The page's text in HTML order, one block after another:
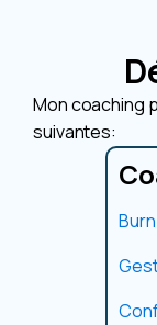
Mon coaching
suivantes: